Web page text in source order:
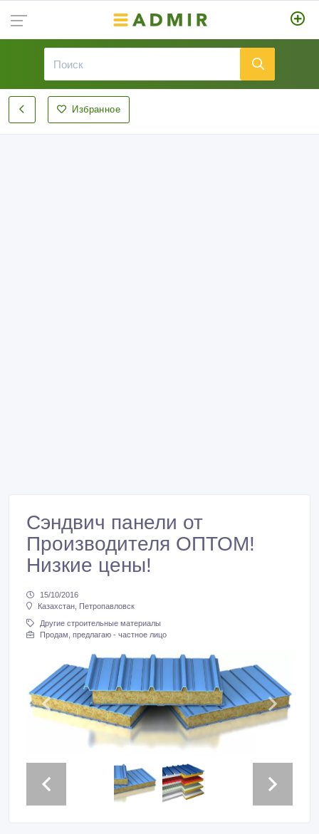
Избранное
Сэндвич панели от
Производителя ОПТОМ!
Низкие цены!
15/10/2016
Казахстан, Петропавловск
Другие строительные материалы
Продам, предлагаю - частное лицо